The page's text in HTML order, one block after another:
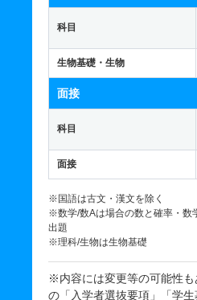
科目
生物基礎・生物
面接
科目
面接
※国語は古文・漢文を除く
※数学/数Aは場合の数と確率・数
出題
※理科/生物は生物基礎
※内容には変更等の可能性
の「入学者選抜要項」「学